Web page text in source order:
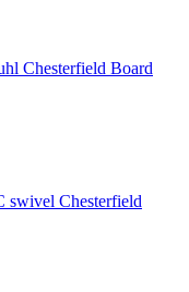
Chesterfield Board
Chesterfield